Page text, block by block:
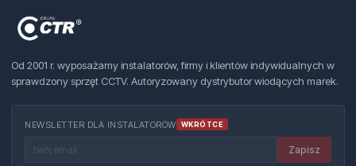
Od 2001 r. wyposażamy instalatorów, firmy i klientów indywidualnych w
sprawdzony sprzęt CCTV. Autoryzowany dystrybutor wiodących marek.
NEWSLETTER DLA INSTALATORÓW WKRÓTCE
Zapisz